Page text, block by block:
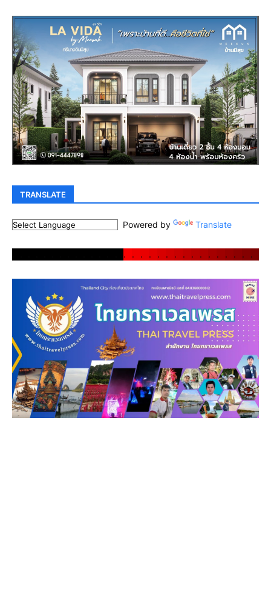
TRANSLATE
Powered by Translate
. . . . . . . . . . . . . . . .